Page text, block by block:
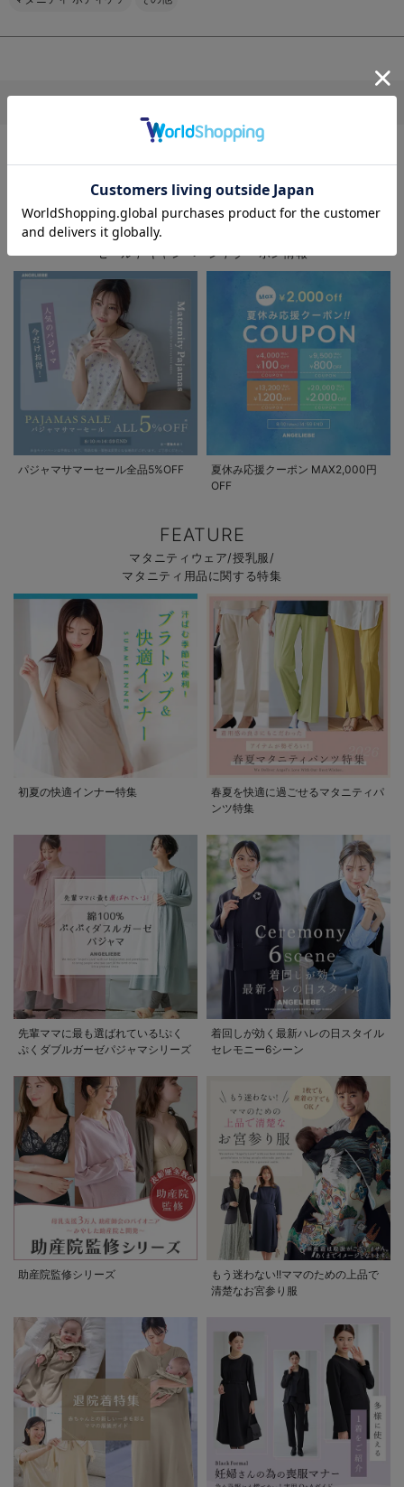
EVENT
マタニティウェア/マタニティ服/授乳服の
セール / キャンペーン / クーポン情報
パジャマサマーセール全品5%OFF
夏休み応援クーポン MAX2,000円
OFF
FEATURE
マタニティウェア/授乳服/
マタニティ用品に関する特集
初夏の快適インナー特集
春夏を快適に過ごせるマタニティパ
ンツ特集
先輩ママに最も選ばれている!ぷく
ぷくダブルガーゼパジャマシリーズ
着回しが効く最新ハレの日スタイル
セレモニー6シーン
助産院監修シリーズ
もう迷わない!!ママのための上品で
清楚なお宮参り服
お気に入り商品を確認する